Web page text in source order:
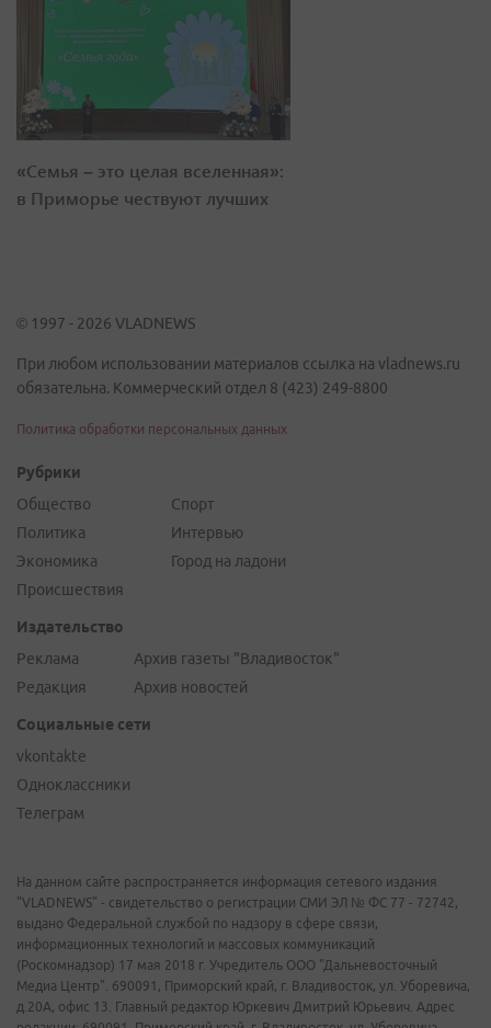
«Семья – это целая вселенная»:
в Приморье чествуют лучших
© 1997 - 2026 VLADNEWS
При любом использовании материалов ссылка на vladnews.ru
обязательна. Коммерческий отдел 8 (423) 249-8800
Политика обработки персональных данных
Рубрики
Общество
Политика
Экономика
Происшествия
Спорт
Интервью
Город на ладони
Издательство
Реклама
Редакция
Архив газеты "Владивосток"
Архив новостей
Социальные сети
vkontakte
Одноклассники
Телеграм
На данном сайте распространяется информация сетевого издания
"VLADNEWS" - свидетельство о регистрации СМИ ЭЛ № ФС 77 - 72742,
выдано Федеральной службой по надзору в сфере связи,
информационных технологий и массовых коммуникаций
(Роскомнадзор) 17 мая 2018 г. Учредитель ООО "Дальневосточный
Медиа Центр". 690091, Приморский край, г. Владивосток, ул. Уборевича,
д.20А, офис 13. Главный редактор Юркевич Дмитрий Юрьевич. Адрес